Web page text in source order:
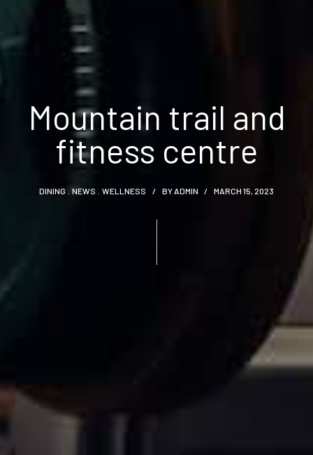
Mountain trail and
fitness centre
DINING NEWS WELLNESS BY ADMIN MARCH 15, 2023